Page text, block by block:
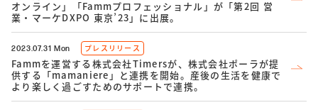
オンライン」「Fammプロフェッショナル」が「第2回 営
業・マーケDXPO 東京’23」に出展。
2023.07.31 Mon プレスリリース
Fammを運営する株式会社Timersが、株式会社ポーラが提
供する「mamaniere」と連携を開始。産後の生活を健康で
より楽しく過ごすためのサポートで連携。